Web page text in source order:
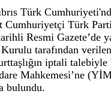
Türk
Cumhuriyetçi Türk
Resmi Gazete’de
tarafından
iptali talebiyle
Mahkemesi’ne
bulundu.